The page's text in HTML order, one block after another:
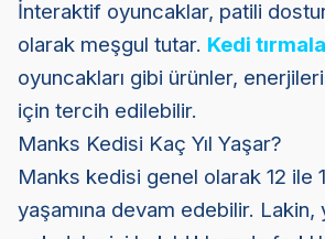
İnteraktif oyuncaklar, patili
olarak meşgul tutar. Kedi
oyuncakları gibi ürünler,
için tercih edilebilir.
Manks Kedisi Kaç Yıl Yaşar?
Manks kedisi genel olarak 12 ile
yaşamına devam edebilir.